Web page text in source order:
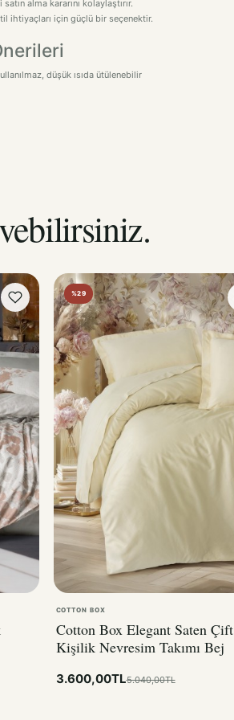
Cotton Box Elegant Saten Çift
Kişilik Nevresim Takımı Bej
3.600,00TL 5.040,00TL